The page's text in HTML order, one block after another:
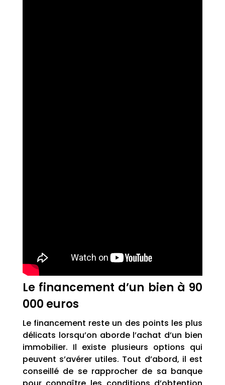
Le financement d’un bien à 90
000 euros
Le financement reste un des points les plus
délicats lorsqu’on aborde l’achat d’un bien
immobilier. Il existe plusieurs options qui
peuvent s’avérer utiles. Tout d’abord, il est
conseillé de se rapprocher de sa banque